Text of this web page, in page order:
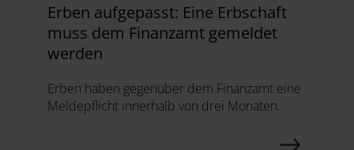
Erben aufgepasst: Eine Erbschaft
muss dem Finanzamt gemeldet
werden
Erben haben gegenüber dem Finanzamt eine
Meldepflicht innerhalb von drei Monaten.